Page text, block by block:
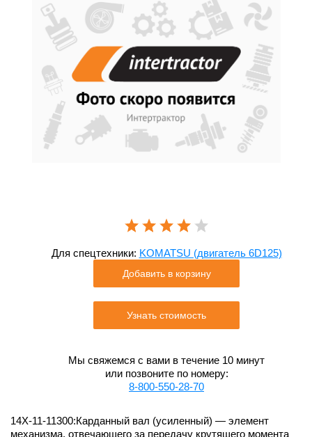
Для спецтехники: KOMATSU (двигатель 6D125)
Добавить в корзину
Узнать стоимость
Мы свяжемся с вами в течение 10 минут
или позвоните по номеру:
8-800-550-28-70
14X-11-11300:Карданный вал (усиленный) — элемент
механизма, отвечающего за передачу крутящего момента